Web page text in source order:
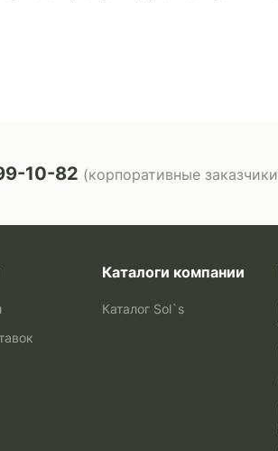
10-82 (корпоративные
Каталоги компании
Каталог Sol`s